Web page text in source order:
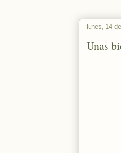
lunes, 14
Unas